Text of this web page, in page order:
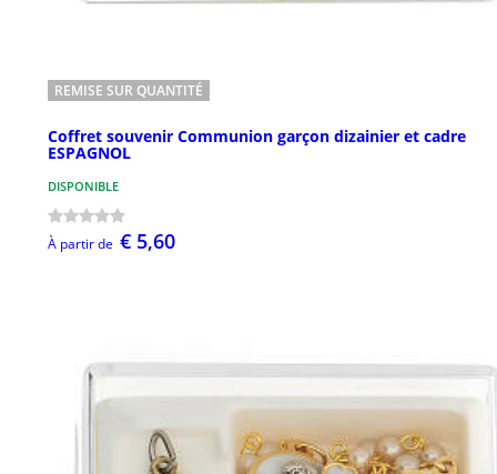
REMISE SUR QUANTITÉ
Coffret souvenir Communion garçon dizainier et cadre
ESPAGNOL
DISPONIBLE
À partir de € 5,60